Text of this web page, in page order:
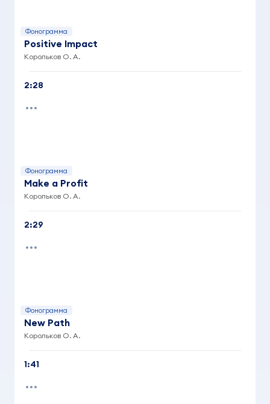
Фонограмма
Positive Impact
Корольков О. А.
2:28
Фонограмма
Make a Profit
Корольков О. А.
2:29
Фонограмма
New Path
Корольков О. А.
1:41